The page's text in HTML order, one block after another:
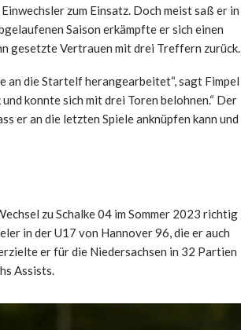
zum Einsatz. Doch meist saß er in
Saison erkämpfte er sich einen
gesetzte Vertrauen mit drei Treffern zurück.
an die Startelf herangearbeitet“, sagt Fimpel
konnte sich mit drei Toren belohnen.“ Der
er an die letzten Spiele anknüpfen kann und
zu Schalke 04 im Sommer 2023 richtig
in der U17 von Hannover 96, die er auch
er für die Niedersachsen in 32 Partien
Assists.